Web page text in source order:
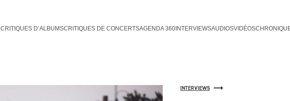
CRITIQUES D’ALBUMSCRITIQUES DE CONCERTSAGENDA 360INTERVIEWSAUDIOSVIDÉOS
INTERVIEWS